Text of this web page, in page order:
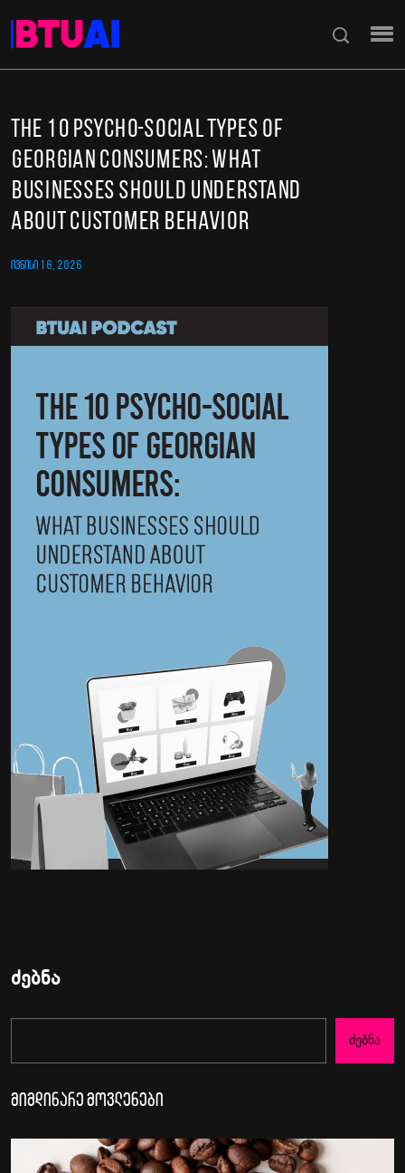
The 10 Psycho-Social Types of
Georgian Consumers: What
Businesses Should Understand
About Customer Behavior
ᲘᲕᲜᲘᲡᲘ 16, 2026
ძებნა
Ძებნა
მიმდინარე მოვლენები